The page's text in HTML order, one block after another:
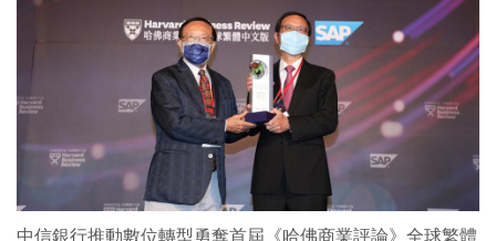
中信銀行推動數位轉型勇奪首屆《哈佛商業評論》全球繁體